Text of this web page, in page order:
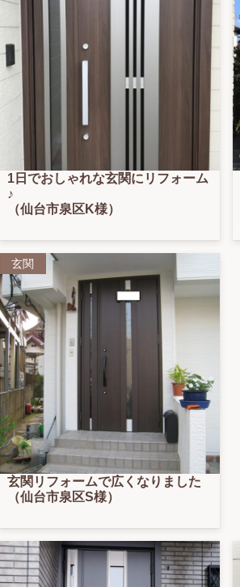
1日でおしゃれな玄関にリフォーム
♪
（仙台市泉区K様）
玄関
玄関リフォームで広くなりました
（仙台市泉区S様）